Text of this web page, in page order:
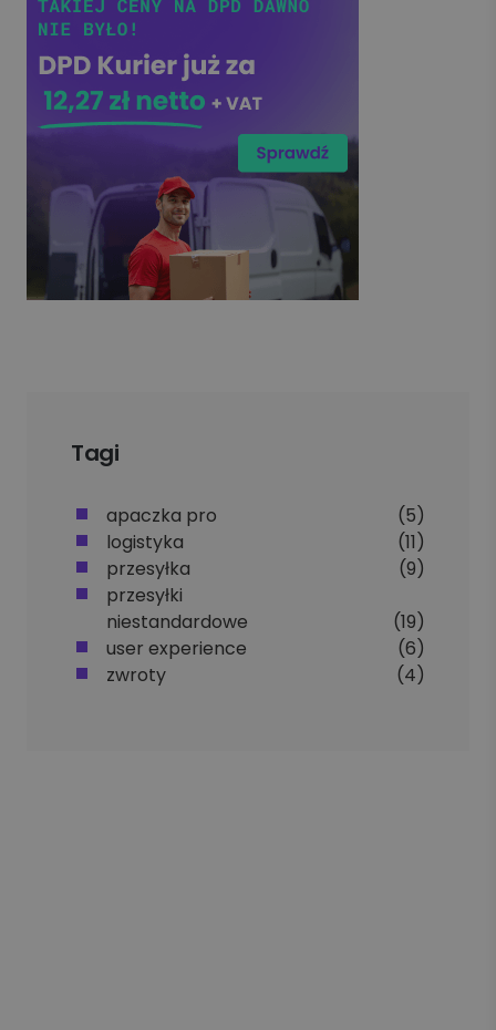
Tagi
apaczka pro
(5)
logistyka
(11)
przesyłka
(9)
przesyłki
niestandardowe
(19)
user experience
(6)
zwroty
(4)